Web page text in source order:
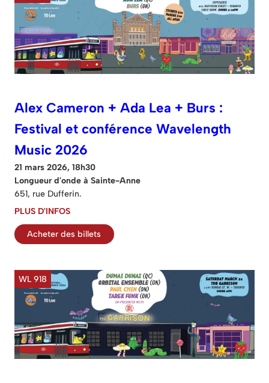
Alex Cameron + Ada Lea + Burs :
Festival et conférence Wavelength
Music 2026
21 mars 2026, 18h30
Longueur d'onde à Sainte-Anne
651, rue Dufferin.
PLUS D'INFOS
Acheter des billets
WL 918